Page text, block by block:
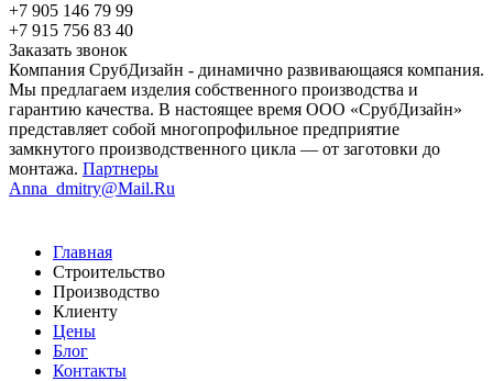
+7 905 146 79 99
+7 915 756 83 40
Заказать звонок
Компания СрубДизайн - динамично развивающаяся компания.
Мы предлагаем изделия собственного производства и
гарантию качества. В настоящее время ООО «СрубДизайн»
представляет собой многопрофильное предприятие
замкнутого производственного цикла — от заготовки до
монтажа. Партнеры
Anna_dmitry@Mail.Ru
Главная
Строительство
Производство
Клиенту
Цены
Блог
Контакты